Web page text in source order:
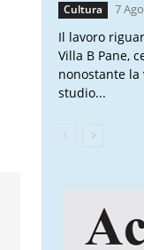
Cultura 7
Il lavoro
Villa B Pane,
nonostante la
studio...